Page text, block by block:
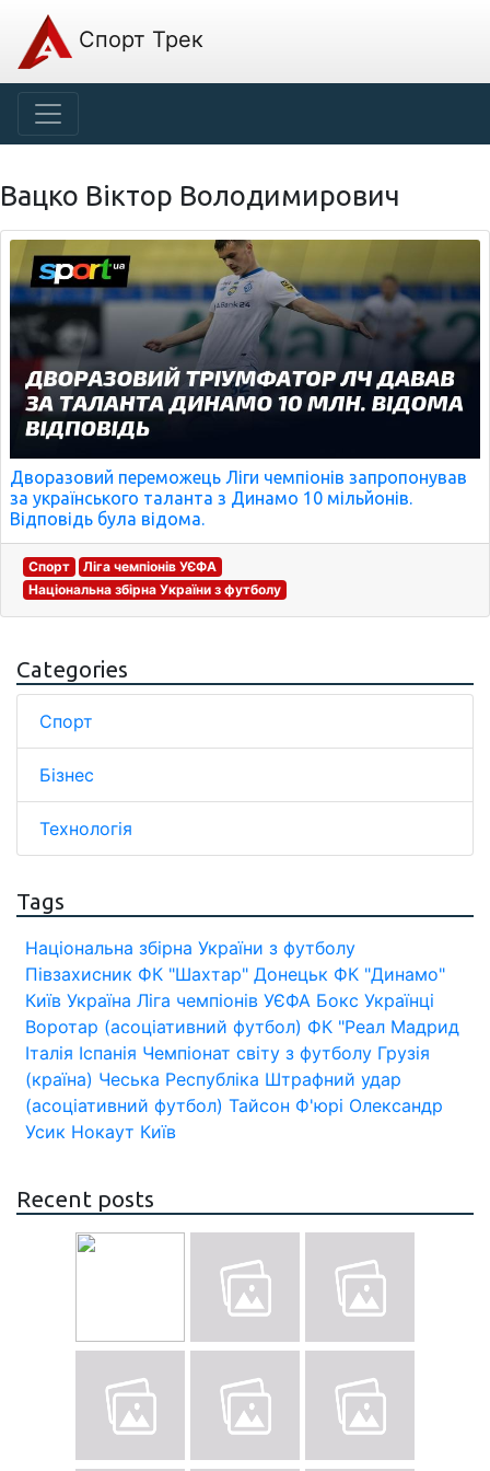
Спорт Трек
Вацко Віктор Володимирович
Дворазовий переможець Ліги чемпіонів запропонував
за українського таланта з Динамо 10 мільйонів.
Відповідь була відома.
Спорт
Ліга чемпіонів УЄФА
Національна збірна України з футболу
Categories
Спорт
Бізнес
Технологія
Tags
Національна збірна України з футболу
Півзахисник ФК "Шахтар" Донецьк ФК "Динамо"
Київ Україна Ліга чемпіонів УЄФА Бокс Українці
Воротар (асоціативний футбол) ФК "Реал Мадрид
Італія Іспанія Чемпіонат світу з футболу Грузія
(країна) Чеська Республіка Штрафний удар
(асоціативний футбол) Тайсон Ф'юрі Олександр
Усик Нокаут Київ
Recent posts